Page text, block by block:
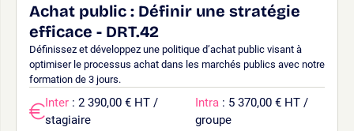
Achat public : Définir une stratégie
efficace - DRT.42
Définissez et développez une politique d’achat public visant à
optimiser le processus achat dans les marchés publics avec notre
formation de 3 jours.
Inter : 2 390,00 € HT /
stagiaire
Intra : 5 370,00 € HT /
groupe